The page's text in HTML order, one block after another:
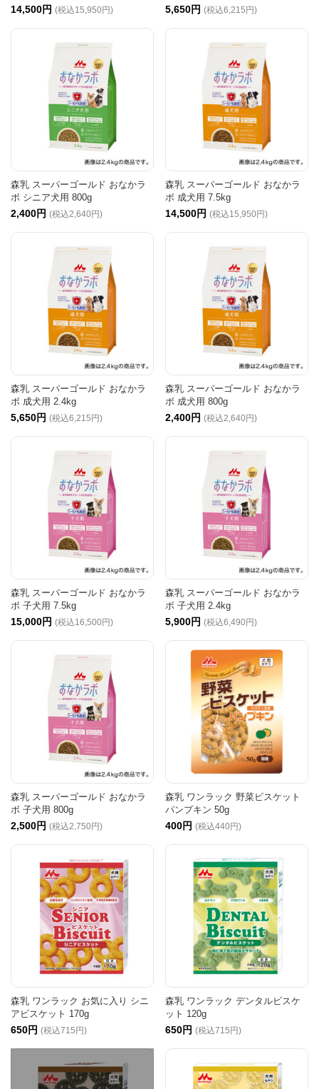
14,500円 (税込15,950円) 5,650円 (税込6,215円)
森乳 スーパーゴールド おなかラ
ボ シニア犬用 800g
2,400円 (税込2,640円)
森乳 スーパーゴールド おなかラ
ボ 成犬用 7.5kg
14,500円 (税込15,950円)
森乳 スーパーゴールド おなかラ
ボ 成犬用 2.4kg
5,650円 (税込6,215円)
森乳 スーパーゴールド おなかラ
ボ 成犬用 800g
2,400円 (税込2,640円)
森乳 スーパーゴールド おなかラ
ボ 子犬用 7.5kg
15,000円 (税込16,500円)
森乳 スーパーゴールド おなかラ
ボ 子犬用 2.4kg
5,900円 (税込6,490円)
森乳 スーパーゴールド おなかラ
ボ 子犬用 800g
2,500円 (税込2,750円)
森乳 ワンラック 野菜ビスケット
パンプキン 50g
400円 (税込440円)
森乳 ワンラック お気に入り シニ
アビスケット 170g
650円 (税込715円)
森乳 ワンラック デンタルビスケ
ット 120g
650円 (税込715円)